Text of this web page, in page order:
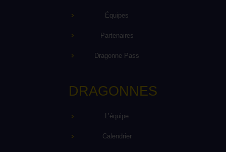
Équipes
Partenaires
Dragonne Pass
DRAGONNES
L’équipe
Calendrier